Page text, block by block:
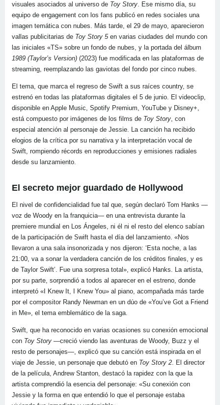
visuales asociados al universo de Toy Story. Ese mismo día, su
equipo de engagement con los fans publicó en redes sociales una
imagen temática con nubes. Más tarde, el 29 de mayo, aparecieron
vallas publicitarias de Toy Story 5en varias ciudades del mundo con
las iniciales «TS» sobre un fondo de nubes, y la portada del álbum
1989 (Taylor’s Version) (2023) fue modificada en las plataformas de
streaming, reemplazando las gaviotas del fondo por cinco nubes.
El tema, que marca el regreso de Swift a sus raíces country, se
estrenó en todas las plataformas digitales el 5 de junio. El videoclip,
disponible en Apple Music, Spotify Premium, YouTube y Disney+,
está compuesto por imágenes de los films de Toy Story, con
especial atención al personaje de Jessie. La canción ha recibido
elogios de la crítica por su narrativa y la interpretación vocal de
Swift, rompiendo récords en reproducciones y emisiones radiales
desde su lanzamiento.
El secreto mejor guardado de Hollywood
El nivel de confidencialidad fue tal que, según declaró Tom Hanks —
voz de Woody en la franquicia— en una entrevista durante la
premiere mundial en Los Ángeles, ni él ni el resto del elenco sabían
de la participación de Swift hasta el día del lanzamiento. «Nos
llevaron a una sala insonorizada y nos dijeron: ‘Esta noche, a las
21:00, va a sonar la verdadera canción de los créditos finales, y es
de Taylor Swift’. Fue una sorpresa total», explicó Hanks. La artista,
por su parte, sorprendió a todos al aparecer en el estreno, donde
interpretó «I Knew It, I Knew You» al piano, acompañada más tarde
por el compositor Randy Newman en un dúo de «You’ve Got a Friend
in Me», el tema emblemático de la saga.
Swift, que ha reconocido en varias ocasiones su conexión emocional
con Toy Story —creció viendo las aventuras de Woody, Buzz y el
resto de personajes—, explicó que su canción está inspirada en el
viaje de Jessie, un personaje que debutó en Toy Story 2. El director
de la película, Andrew Stanton, destacó la rapidez con la que la
artista comprendió la esencia del personaje: «Su conexión con
Jessie y la forma en que entendió lo que el personaje estaba